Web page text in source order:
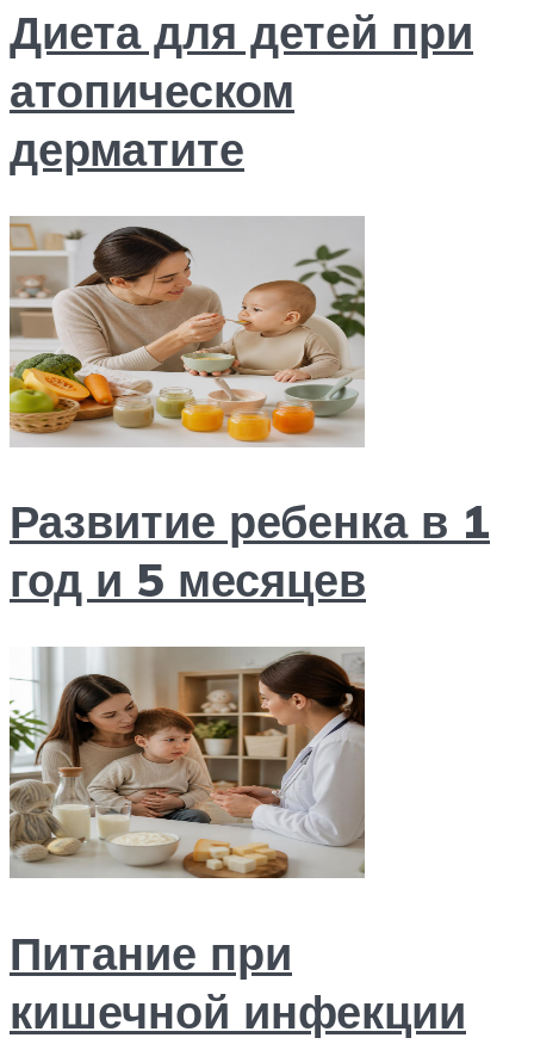
Диета для детей при
атопическом
дерматите
Развитие ребенка в 1
год и 5 месяцев
Питание при
кишечной инфекции